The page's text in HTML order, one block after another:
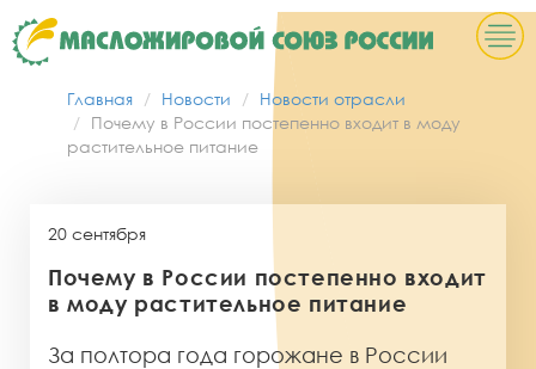
Главная Новости
Новости отрасли
Почему в России постепенно входит в моду
растительное питание
20 сентября
Почему в России постепенно входит
в моду растительное питание
За полтора года горожане в России